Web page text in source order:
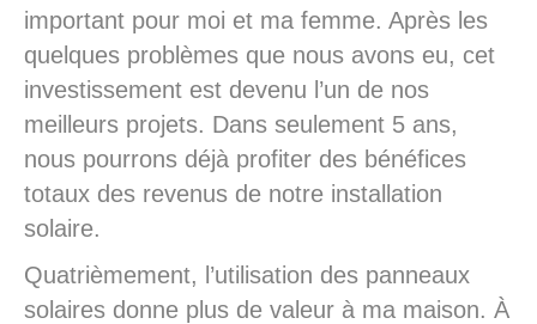
important pour moi et ma femme. Après les
quelques problèmes que nous avons eu, cet
investissement est devenu l’un de nos
meilleurs projets. Dans seulement 5 ans,
nous pourrons déjà profiter des bénéfices
totaux des revenus de notre installation
solaire.
Quatrièmement, l’utilisation des panneaux
solaires donne plus de valeur à ma maison. À